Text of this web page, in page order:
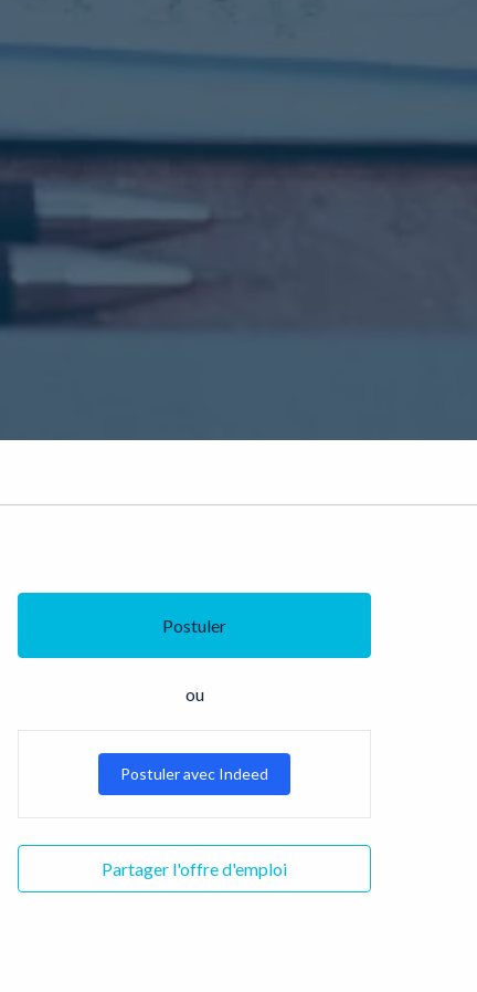
Postuler
ou
Postuler avec Indeed
Partager l'offre d'emploi